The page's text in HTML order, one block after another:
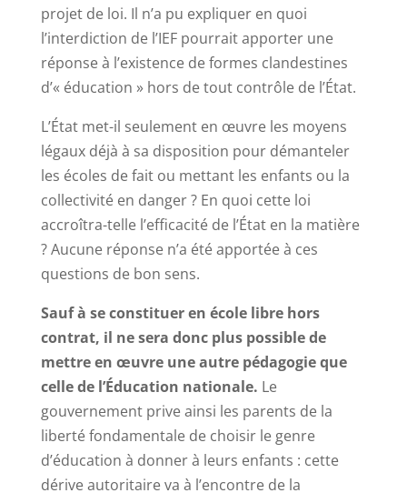
projet de loi. Il n’a pu expliquer en quoi
l’interdiction de l’IEF pourrait apporter une
réponse à l’existence de formes clandestines
d’« éducation » hors de tout contrôle de l’État.
L’État met-il seulement en œuvre les moyens
légaux déjà à sa disposition pour démanteler
les écoles de fait ou mettant les enfants ou la
collectivité en danger ? En quoi cette loi
accroîtra-telle l’efficacité de l’État en la matière
? Aucune réponse n’a été apportée à ces
questions de bon sens.
Sauf à se constituer en école libre hors
contrat, il ne sera donc plus possible de
mettre en œuvre une autre pédagogie que
celle de l’Éducation nationale. Le
gouvernement prive ainsi les parents de la
liberté fondamentale de choisir le genre
d’éducation à donner à leurs enfants : cette
dérive autoritaire va à l’encontre de la